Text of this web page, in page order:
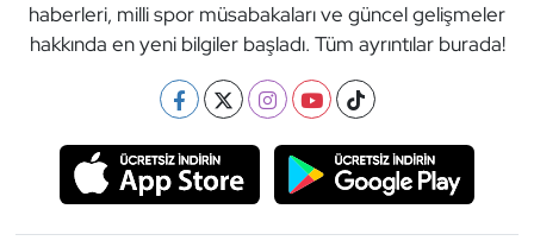
haberleri, milli spor müsabakaları ve güncel gelişmeler
hakkında en yeni bilgiler başladı. Tüm ayrıntılar burada!